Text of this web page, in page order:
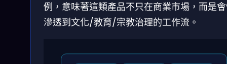
例，意味著這類產品不只在商業市場，而是
滲透到文化/教育/宗教治理的工作流。